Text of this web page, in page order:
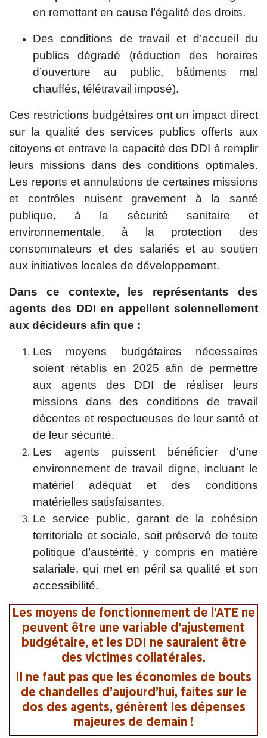
en remettant en cause l’égalité des droits.
Des conditions de travail et d’accueil du
publics dégradé (réduction des horaires
d’ouverture au public, bâtiments mal
chauffés, télétravail imposé).
Ces restrictions budgétaires ont un impact direct
sur la qualité des services publics offerts aux
citoyens et entrave la capacité des DDI à remplir
leurs missions dans des conditions optimales.
Les reports et annulations de certaines missions
et contrôles nuisent gravement à la santé
publique, à la sécurité sanitaire et
environnementale, à la protection des
consommateurs et des salariés et au soutien
aux initiatives locales de développement.
Dans ce contexte, les représentants des
agents des DDI en appellent solennellement
aux décideurs afin que :
Les moyens budgétaires nécessaires
soient rétablis en 2025 afin de permettre
aux agents des DDI de réaliser leurs
missions dans des conditions de travail
décentes et respectueuses de leur santé et
de leur sécurité.
Les agents puissent bénéficier d’une
environnement de travail digne, incluant le
matériel adéquat et des conditions
matérielles satisfaisantes.
Le service public, garant de la cohésion
territoriale et sociale, soit préservé de toute
politique d’austérité, y compris en matière
salariale, qui met en péril sa qualité et son
accessibilité.
Les moyens de fonctionnement de l’ATE ne
peuvent être une variable d’ajustement
budgétaire, et les DDI ne sauraient être
des victimes collatérales.
Il ne faut pas que les économies de bouts
de chandelles d’aujourd’hui, faites sur le
dos des agents, génèrent les dépenses
majeures de demain !